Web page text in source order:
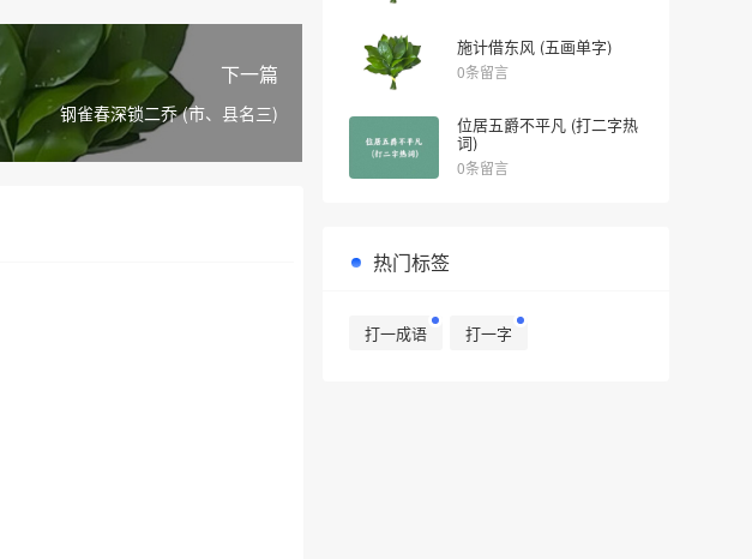
下一篇
钢雀春深锁二乔 (市、县名三)
施计借东风 (五画单字)
0条留言
位居五爵不平凡 (打二字热
词)
0条留言
热门标签
打一成语 打一字